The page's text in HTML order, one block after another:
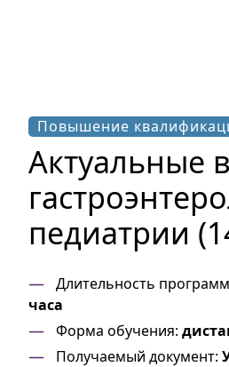
Повышение
Актуальные
педиатрии
Длительность
часа
Форма обучения:
Получаемый документ: